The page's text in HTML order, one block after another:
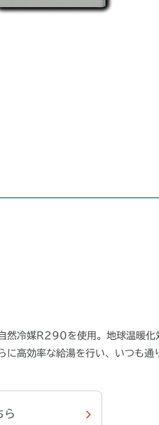
然冷媒R290を使用。地球温暖化
に高効率な給湯を行い、いつも通
ら